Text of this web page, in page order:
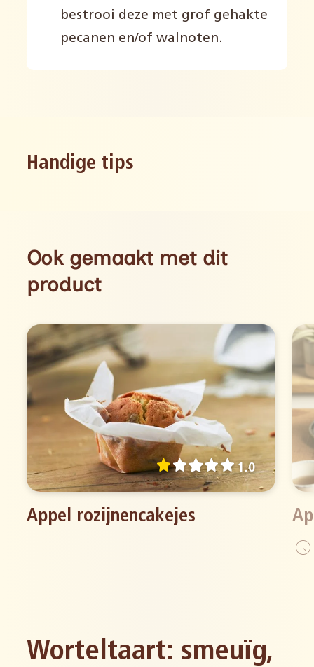
bestrooi deze met grof gehakte
pecanen en/of walnoten.
Handige tips
Ook gemaakt met dit
product
Appel rozijnencakejes
1.0
Worteltaart: smeuïg,